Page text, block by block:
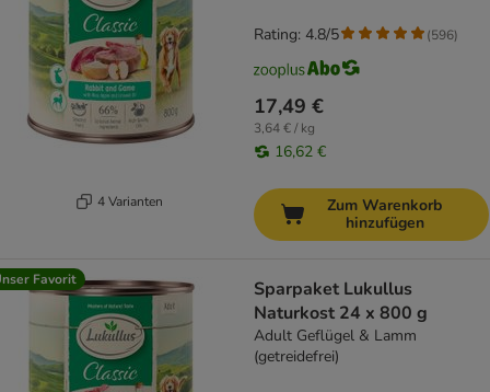
4 Varianten
17,49 €
3,64 € / kg
16,62 €
Rating: 4.8/5 (596)
Zum Warenkorb
hinzufügen
Favorit
Sparpaket Lukullus
Naturkost 24 x 800 g
Adult Geflügel & Lamm
(getreidefrei)